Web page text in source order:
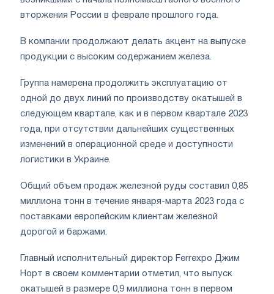
вторжения России в феврале прошлого года.
В компании продолжают делать акцент на выпуске
продукции с высоким содержанием железа.
Группа намерена продолжить эксплуатацию от
одной до двух линий по производству окатышей в
следующем квартале, как и в первом квартале 2023
года, при отсутствии дальнейших существенных
изменений в операционной среде и доступности
логистики в Украине.
Общий объем продаж железной руды составил 0,85
миллиона тонн в течение января-марта 2023 года с
поставками европейским клиентам железной
дорогой и баржами.
Главный исполнительный директор Ferrexpo Джим
Норт в своем комментарии отметил, что выпуск
окатышей в размере 0,9 миллиона тонн в первом